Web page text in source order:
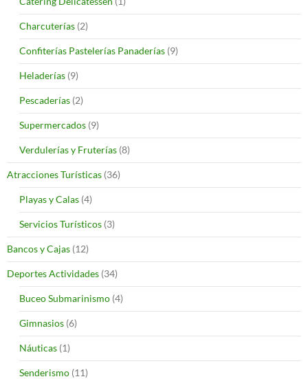
Charcuterías (2)
Confiterías Pastelerías Panaderías (9)
Heladerías (9)
Pescaderías (2)
Supermercados (9)
Verdulerías y Fruterías (8)
Atracciones Turísticas (36)
Playas y Calas (4)
Servicios Turísticos (3)
Bancos y Cajas (12)
Deportes Actividades (34)
Buceo Submarinismo (4)
Gimnasios (6)
Náuticas (1)
Senderismo (11)